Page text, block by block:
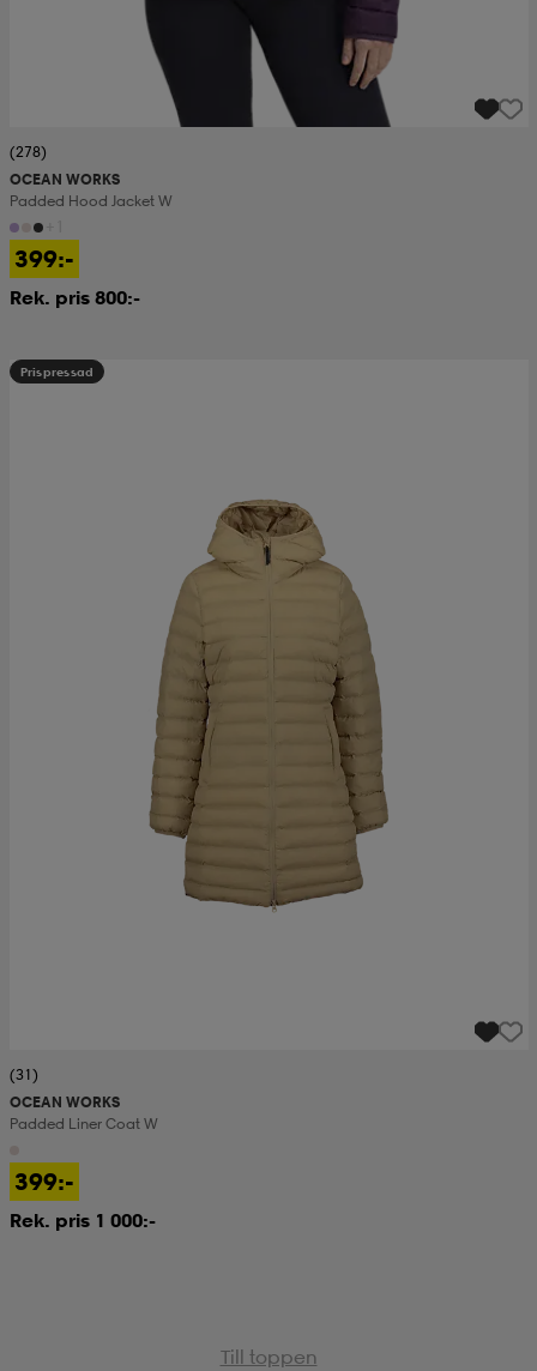
(278)
OCEAN WORKS
Padded Hood Jacket W
399:-
Rek. pris 800:-
Prispressad
(31)
OCEAN WORKS
Padded Liner Coat W
399:-
Rek. pris 1 000:-
Till toppen